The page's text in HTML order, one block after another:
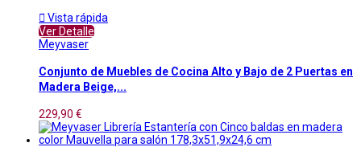
 Vista rápida
Ver Detalle
Meyvaser
Conjunto de Muebles de Cocina Alto y Bajo de 2 Puertas en
Madera Beige,...
229,90 €